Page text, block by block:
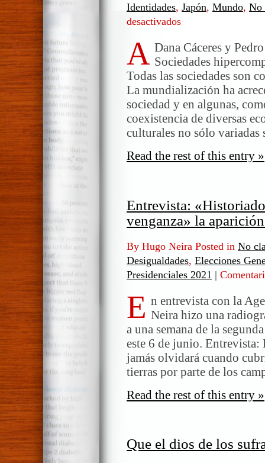
Identidades, Japón, Mundo, No
desactivados
sobre
la
sociedad
hipercompleja
(II)
A Dana Cáceres y
Sociedades
Todas las sociedades son
La mundialización ha
sociedad y en algunas,
coexistencia de diversas
culturales no sólo
Read the rest of this entry »
Entrevista:
venganza» la
By Hugo Neira Posted in No
Desigualdades, Elecciones
Presidenciales 2021 |
E n entrevista con la
Neira hizo una
a una semana de la
este 6 de junio.
jamás olvidará cuando
tierras por parte de los
Read the rest of this entry »
Que el dios de los